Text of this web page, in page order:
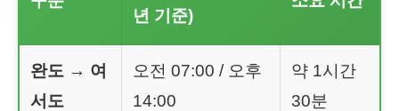
년 기준)
완도 → 여
서도
오전 07:00 / 오후
14:00
약 1시간
30분